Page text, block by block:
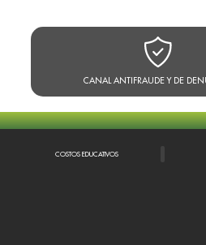
CANAL ANTIFRAUDE Y DE
COSTOS EDUCATIVOS